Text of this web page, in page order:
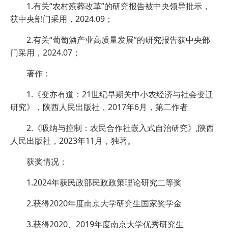
1.有关“农村殡葬改革”的研究报告被中央领导批示，
获中央部门采用，2024.09；
2.有关“葡萄酒产业高质量发展”的研究报告获中央部
门采用，2024.07；
著作：
1.《变亦有道：21世纪早期关中小农经济与社会变迁
研究》，陕西人民出版社，2017年6月，第二作者
2.《吸纳与控制：农民合作社嵌入式自治研究》,陕西
人民出版社，2023年11月，独著。
获奖情况：
1.2024年获民政部民政政策理论研究二等奖
2.获得2020年度南京大学研究生国家奖学金
3.获得2020、2019年度南京大学优秀研究生